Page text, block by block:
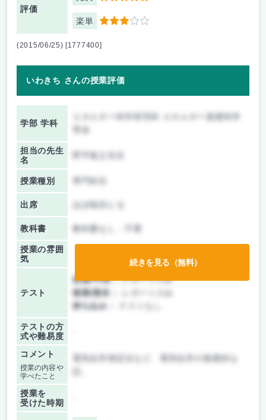
評価
楽単 3
(2015/06/25) [1777400]
いわきち さんの授業評価
学部 学科
担当の先生
名
野平俊之先生
授業種別
出席 ほぼ毎回とる
教科書 教科書なし・不要
授業の雰囲
気
テスト
前期/中間：レポートのみ
後期/期末：
持ち込み：
テストの方
式や難易度
コメント
授業の内容や
学べたこと
授業を
受けた時期
続きを見る（無料）